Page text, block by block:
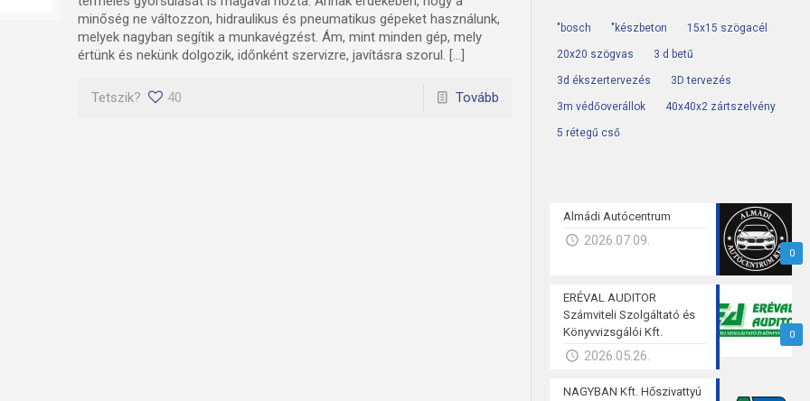
minőség ne változzon, hidraulikus és pneumatikus gépeket használunk,
melyek nagyban segítik a munkavégzést. Ám, mint minden gép, mely
értünk és nekünk dolgozik, időnként szervizre, javításra szorul. […]
Tetszik? 40 Tovább
"bosch "készbeton 15x15 szögacél
20x20 szögvas 3 d betű
3d ékszertervezés 3D tervezés
3m védőoverállok 40x40x2 zártszelvény
5 rétegű cső
0
Almádi Autócentrum
2026.07.09.
0
ERÉVAL AUDITOR
Számviteli Szolgáltató és
Könyvvizsgálói Kft.
2026.05.26.
NAGYBAN Kft. Hőszivattyú